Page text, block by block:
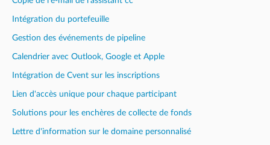
Intégration du portefeuille
Gestion des événements de pipeline
Calendrier avec Outlook, Google et Apple
Intégration de Cvent sur les inscriptions
Lien d'accès unique pour chaque participant
Solutions pour les enchères de collecte de fonds
Lettre d'information sur le domaine personnalisé